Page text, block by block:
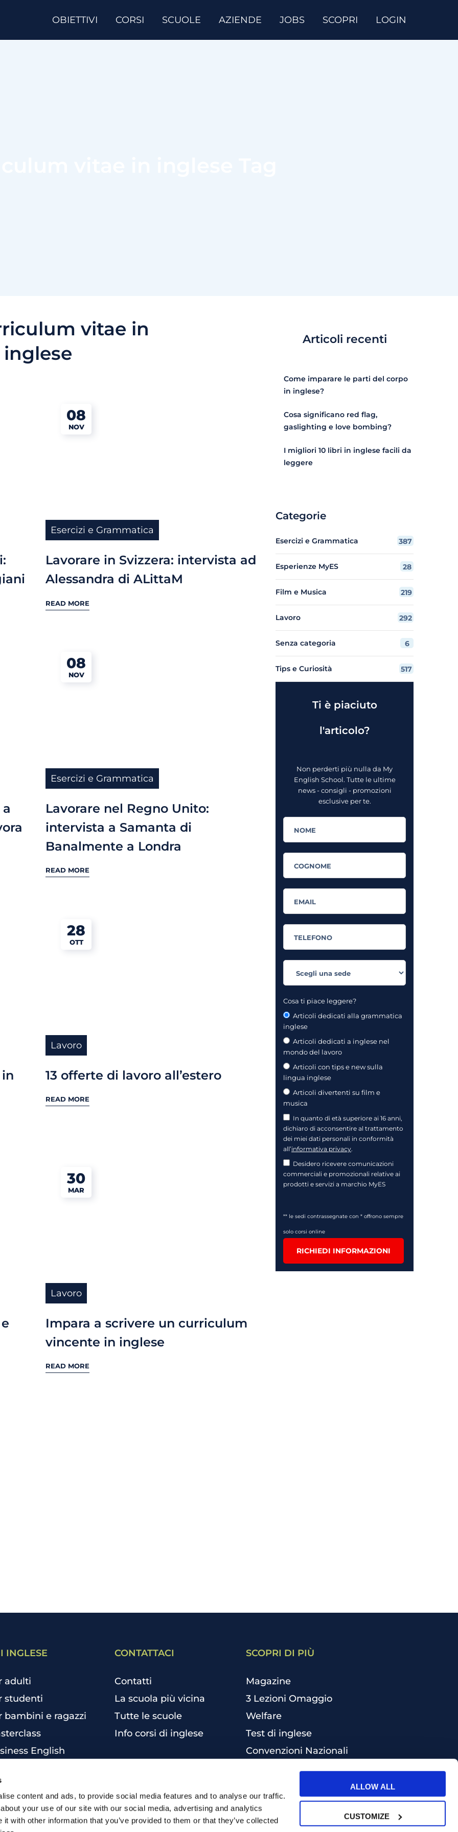
content and ads, to provide social media features and to analyse our traffic.
your use of our site with our social media, advertising and analytics
with other information that you’ve provided to them or that they’ve collected
ALLOW ALL
CUSTOMIZE
OBIETTIVI CORSI SCUOLE AZIENDE JOBS SCOPRI LOGIN
vitae in
inglese
08
NOV
Esercizi e Grammatica
Lavorare in Svizzera: intervista ad
Alessandra di ALittaM
READ MORE
08
NOV
Esercizi e Grammatica
Lavorare nel Regno Unito:
intervista a Samanta di
Banalmente a Londra
READ MORE
28
OTT
Lavoro
13 offerte di lavoro all’estero
READ MORE
30
MAR
Lavoro
Impara a scrivere un curriculum
vincente in inglese
READ MORE
Articoli recenti
Come imparare le parti del corpo
in inglese?
Cosa significano red flag,
gaslighting e love bombing?
I migliori 10 libri in inglese facili da
leggere
Categorie
Esercizi e Grammatica 387
Esperienze MyES 28
Film e Musica 219
Lavoro 292
Senza categoria 6
Tips e Curiosità 517
Ti è piaciuto
l'articolo?
Non perderti più nulla da My
English School. Tutte le ultime
news - consigli - promozioni
esclusive per te.
Cosa ti piace leggere?
Articoli dedicati alla grammatica
inglese
Articoli dedicati a inglese nel
mondo del lavoro
Articoli con tips e new sulla
lingua inglese
Articoli divertenti su film e
musica
In quanto di età superiore ai 16 anni,
dichiaro di acconsentire al trattamento
dei miei dati personali in conformità
all’informativa privacy.
Desidero ricevere comunicazioni
commerciali e promozionali relative ai
prodotti e servizi a marchio MyES
** le sedi contrassegnate con * offrono sempre
solo corsi online
RICHIEDI INFORMAZIONI
INGLESE
adulti
studenti
bambini e ragazzi
English
certificazione
online
individuali
CONTATTACI
Contatti
La scuola più vicina
Tutte le scuole
Info corsi di inglese
SCOPRI DI PIÙ
Magazine
3 Lezioni Omaggio
Welfare
Test di inglese
Convenzioni Nazionali